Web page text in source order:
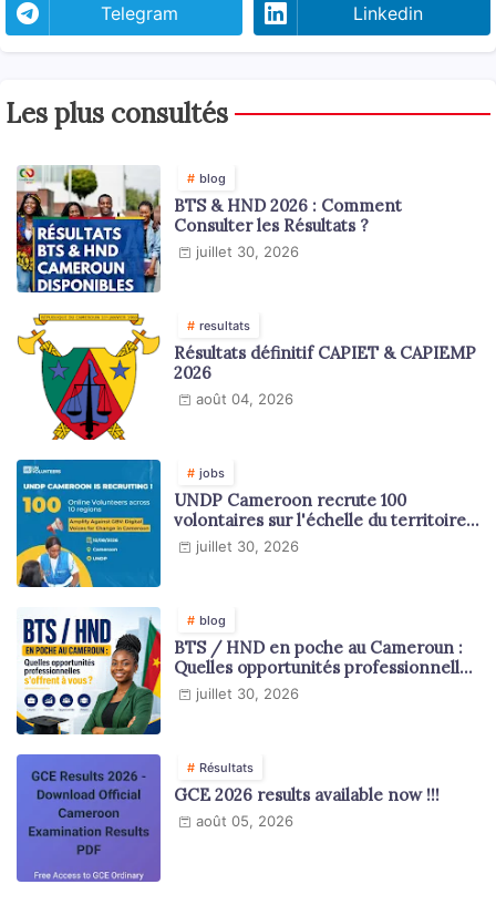
Telegram Linkedin
Les plus consultés
blog
BTS & HND 2026 : Comment
Consulter les Résultats ?
juillet 30, 2026
resultats
Résultats définitif CAPIET & CAPIEMP
2026
août 04, 2026
jobs
UNDP Cameroon recrute 100
volontaires sur l'échelle du territoire
national
juillet 30, 2026
blog
BTS / HND en poche au Cameroun :
Quelles opportunités professionnelles
s'offrent à vous ?
juillet 30, 2026
Résultats
GCE 2026 results available now !!!
août 05, 2026